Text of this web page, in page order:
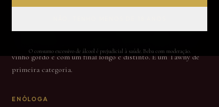
O consumo excessivo de álcool é prejudicial à saúde. Beba com moderação.
envelhecimento em casco. De aroma sublime, deixa sobressair
vinho gordo e com um final longo e distinto. É um Tawny de
primeira categoria.
ENÓLOGA